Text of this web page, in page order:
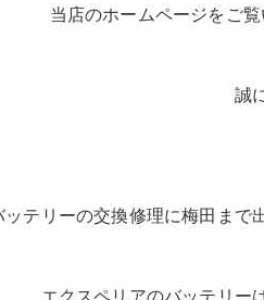
当店のホームページをご
誠
ッテリーの交換修理に梅田まで